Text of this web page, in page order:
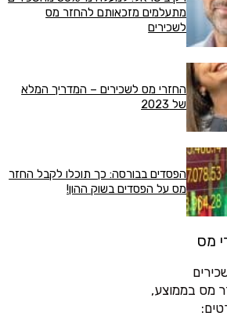
מתעלמים מזכאותם להחזר מס
לשכירים
החזרי מס לשכירים – המדריך המלא
של 2023
הפסדים בבורסה: כך תוכלו לקבל החזר
מס על הפסדים בשוק ההון!
מס
מס בממוצע,